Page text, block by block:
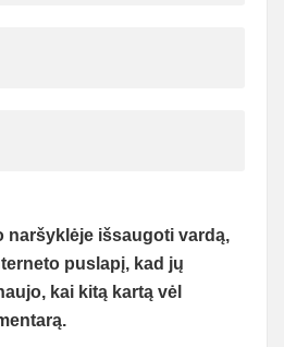
naršyklėje išsaugoti vardą,
puslapį, kad jų
kai kitą kartą vėl